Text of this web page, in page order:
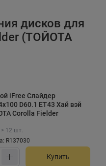
дисков для
(ТОЙОТА
iFree Слайдер
D60.1 ET43 Хай вэй
Corolla Fielder
12 шт.
R137030
Купить